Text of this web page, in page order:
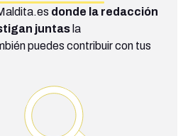
donde la redacción
juntas la
puedes contribuir con tus